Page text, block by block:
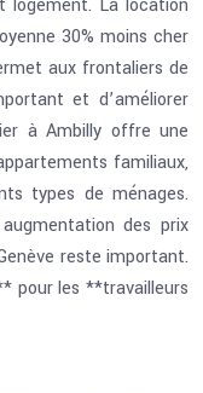
logement. La location
30% moins cher
aux frontaliers de
et d’améliorer
à Ambilly offre une
familiaux,
types de ménages.
des prix
reste important.
pour les **travailleurs